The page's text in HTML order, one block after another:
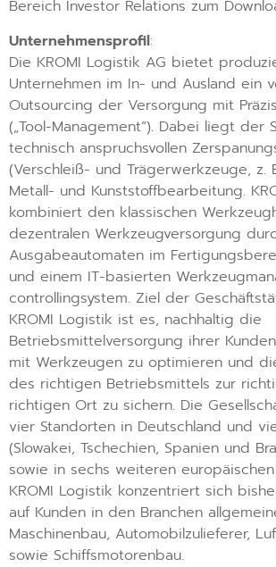
Bereich Investor Relations zum
Unternehmensprofil:
Die KROMI Logistik AG bietet
Unternehmen im In- und Ausland ein
Outsourcing der Versorgung mit
(„Tool-Management“). Dabei liegt der
technisch anspruchsvollen
(Verschleiß- und Trägerwerkzeuge, z.
Metall- und Kunststoffbearbeitung.
kombiniert den klassischen
dezentralen Werkzeugversorgung
Ausgabeautomaten im
und einem IT-basierten
controllingsystem. Ziel der
KROMI Logistik ist es, nachhaltig die
Betriebsmittelversorgung ihrer
mit Werkzeugen zu optimieren und
des richtigen Betriebsmittels zur
richtigen Ort zu sichern. Die
vier Standorten in Deutschland und
(Slowakei, Tschechien, Spanien und
sowie in sechs weiteren
KROMI Logistik konzentriert sich
auf Kunden in den Branchen
Maschinenbau, Automobilzulieferer,
sowie Schiffsmotorenbau.